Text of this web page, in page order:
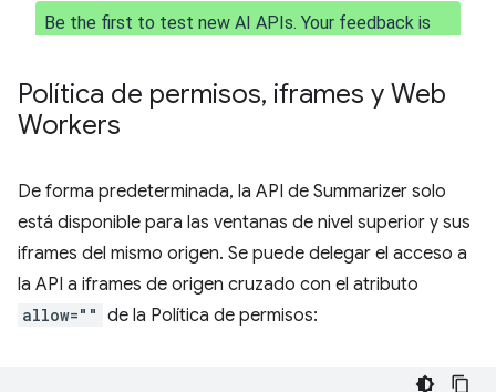
Política de permisos, iframes y Web
Workers
De forma predeterminada, la API de Summarizer solo
está disponible para las ventanas de nivel superior y sus
iframes del mismo origen. Se puede delegar el acceso a
la API a iframes de origen cruzado con el atributo
allow="" de la Política de permisos: